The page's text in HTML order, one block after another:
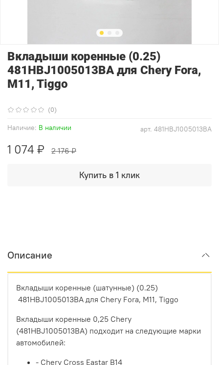
(0)
арт. 481HBJ1005013BA
Наличие: В наличии
Вкладыши коренные (0.25)
481HBJ1005013BA для Chery Fora,
M11, Tiggo
1 074 ₽ 2 176 ₽
Купить в 1 клик
Описание
Вкладыши коренные (шатунные) (0.25)
481HBJ1005013BA для Chery Fora, M11, Tiggo
Вкладыши коренные 0,25 Chery
(481HBJ1005013BA) подходит на следующие марки
автомобилей:
- Chery Cross Eastar B14